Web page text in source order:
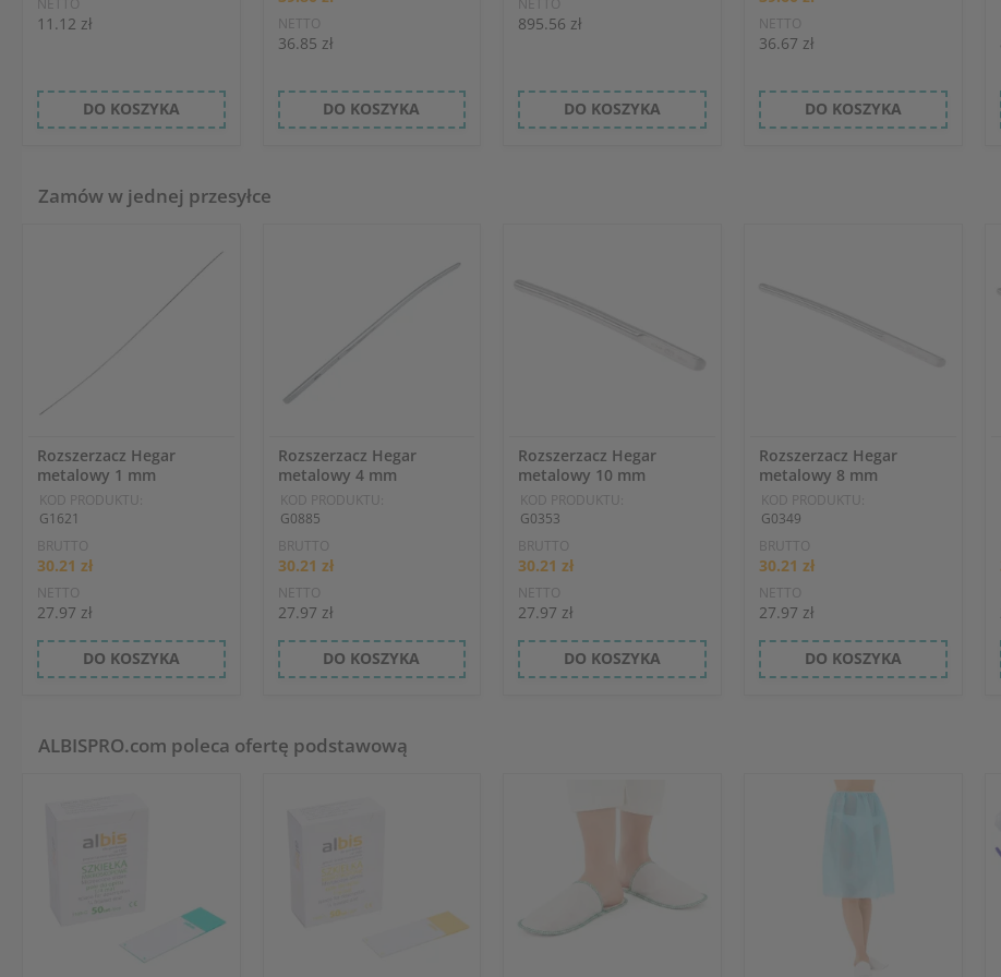
NETTO
11.12 zł
DO KOSZYKA
NETTO
36.85 zł
DO KOSZYKA
NETTO
895.56 zł
DO KOSZYKA
NETTO
36.67 zł
DO KOSZYKA
Zamów w jednej przesyłce
Rozszerzacz Hegar
metalowy 1 mm
KOD PRODUKTU:
G1621
BRUTTO
30.21 zł
NETTO
27.97 zł
DO KOSZYKA
Rozszerzacz Hegar
metalowy 4 mm
KOD PRODUKTU:
G0885
BRUTTO
30.21 zł
NETTO
27.97 zł
DO KOSZYKA
Rozszerzacz Hegar
metalowy 10 mm
KOD PRODUKTU:
G0353
BRUTTO
30.21 zł
NETTO
27.97 zł
DO KOSZYKA
Rozszerzacz Hegar
metalowy 8 mm
KOD PRODUKTU:
G0349
BRUTTO
30.21 zł
NETTO
27.97 zł
DO KOSZYKA
ALBISPRO.com poleca ofertę podstawową